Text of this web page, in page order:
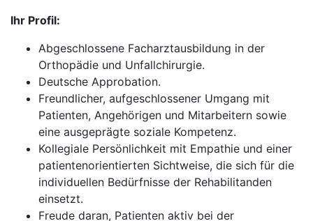
Ihr Profil:
Abgeschlossene Facharztausbildung in der
Orthopädie und Unfallchirurgie.
Deutsche Approbation.
Freundlicher, aufgeschlossener Umgang mit
Patienten, Angehörigen und Mitarbeitern sowie
eine ausgeprägte soziale Kompetenz.
Kollegiale Persönlichkeit mit Empathie und einer
patientenorientierten Sichtweise, die sich für die
individuellen Bedürfnisse der Rehabilitanden
einsetzt.
Freude daran, Patienten aktiv bei der